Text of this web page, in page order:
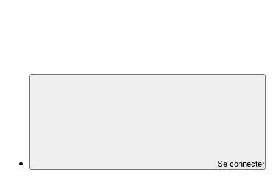
Se connecter